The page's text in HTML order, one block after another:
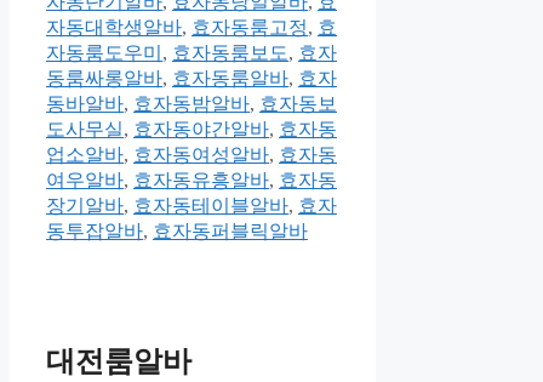
자동대학생알바, 효자동룸고정, 효
자동룸도우미 , 효자동룸보도, 효자
동룸싸롱알바, 효자동룸알바, 효자
동바알바, 효자동밤알바, 효자동보
도사무실, 효자동야간알바, 효자동
업소알바, 효자동여성알바, 효자동
여우알바, 효자동유흥알바, 효자동
장기알바, 효자동테이블알바, 효자
동투잡알바, 효자동퍼블릭알바
대전룸알바